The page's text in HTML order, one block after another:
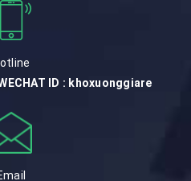
ID : khoxuonggiare